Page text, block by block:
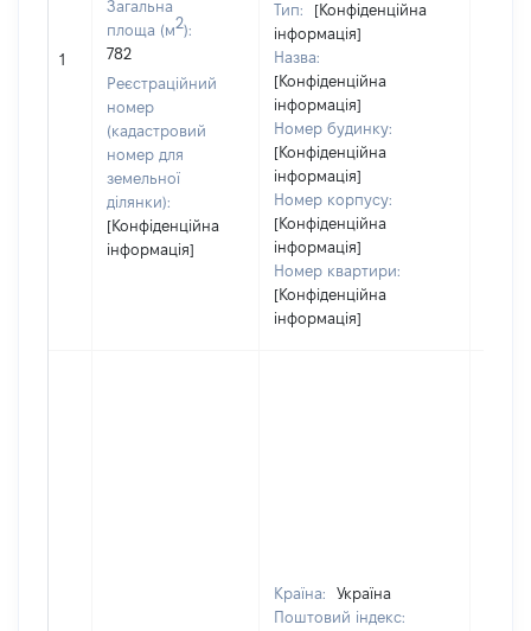
1
Загальна
площа (м2):
782
Реєстраційний
номер
(кадастровий
номер для
земельної
ділянки):
[Конфіденційна
інформація]
Тип:
[Конфіденційна
інформація]
Назва:
[Конфіденційна
інформація]
Номер будинку:
[Конфіденційна
інформація]
Номер корпусу:
[Конфіденційна
інформація]
Номер квартири:
[Конфіденційна
інформація]
Країна:
Україна
Поштовий індекс: